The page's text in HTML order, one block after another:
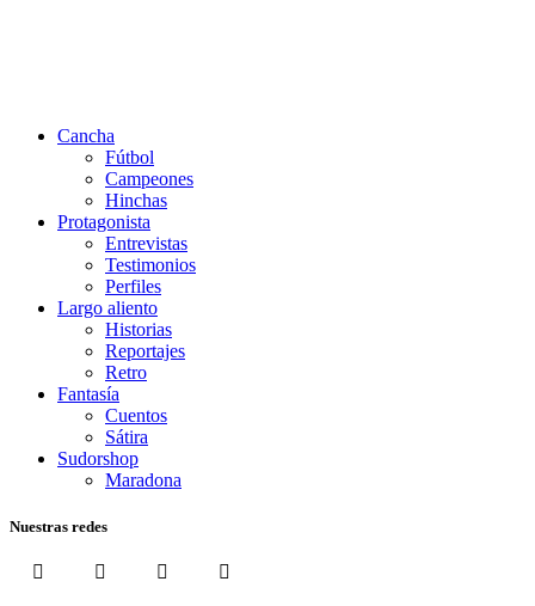
Cancha
Fútbol
Campeones
Hinchas
Protagonista
Entrevistas
Testimonios
Perfiles
Largo aliento
Historias
Reportajes
Retro
Fantasía
Cuentos
Sátira
Sudorshop
Maradona
Nuestras redes